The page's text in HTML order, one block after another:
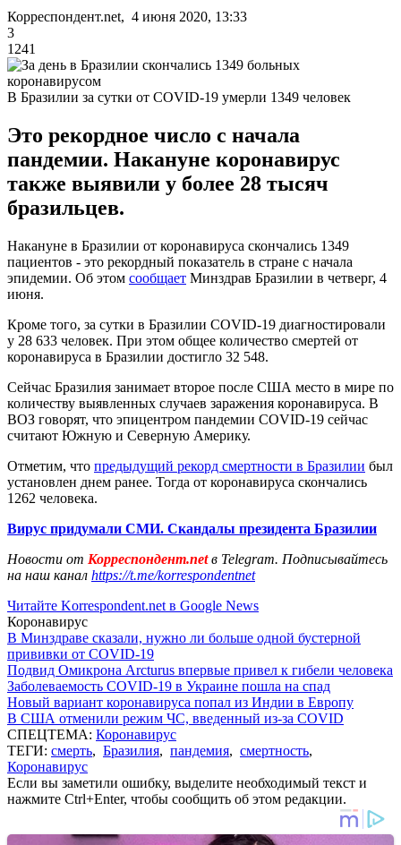
Корреспондент.net, 4 июня 2020, 13:33
3
1241
В Бразилии за сутки от COVID-19 умерли 1349 человек
Это рекордное число с начала
пандемии. Накануне коронавирус
также выявили у более 28 тысяч
бразильцев.
Накануне в Бразилии от коронавируса скончались 1349
пациентов - это рекордный показатель в стране с начала
эпидемии. Об этом сообщает Минздрав Бразилии в четверг, 4
июня.
Кроме того, за сутки в Бразилии COVID-19 диагностировали
у 28 633 человек. При этом общее количество смертей от
коронавируса в Бразилии достигло 32 548.
Сейчас Бразилия занимает второе после США место в мире по
количеству выявленных случаев заражения коронавируса. В
ВОЗ говорят, что эпицентром пандемии COVID-19 сейчас
считают Южную и Северную Америку.
Отметим, что предыдущий рекорд смертности в Бразилии был
установлен днем ранее. Тогда от коронавируса скончались
1262 человека.
Вирус придумали СМИ. Скандалы президента Бразилии
Новости от Корреспондент.netв Telegram. Подписывайтесь
на наш канал https://t.me/korrespondentnet
Читайте Korrespondent.net в Google News
Коронавирус
В Минздраве сказали, нужно ли больше одной бустерной
прививки от COVID-19
Подвид Омикрона Arcturus впервые привел к гибели человека
Заболеваемость COVID-19 в Украине пошла на спад
Новый вариант коронавируса попал из Индии в Европу
В США отменили режим ЧС, введенный из-за COVID
СПЕЦТЕМА: Коронавирус
ТЕГИ: смерть, Бразилия, пандемия, смертность,
Коронавирус
Если вы заметили ошибку, выделите необходимый текст и
нажмите Ctrl+Enter, чтобы сообщить об этом редакции.